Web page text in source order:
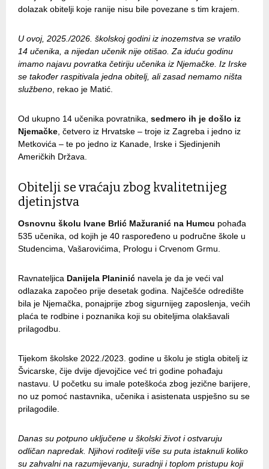
dolazak obitelji koje ranije nisu bile povezane s tim krajem.
U ovoj, 2025./2026. školskoj godini iz inozemstva se vratilo
14 učenika, a nijedan učenik nije otišao. Za iduću godinu
imamo najavu povratka četiriju učenika iz Njemačke. Iz Irske
se također raspitivala jedna obitelj, ali zasad nemamo ništa
službeno , rekao je Matić.
Od ukupno 14 učenika povratnika, sedmero ih je došlo iz
Njemačke , četvero iz Hrvatske – troje iz Zagreba i jedno iz
Metkovića – te po jedno iz Kanade, Irske i Sjedinjenih
Američkih Država.
Obitelji se vraćaju zbog kvalitetnijeg
djetinjstva
Osnovnu školu Ivane Brlić Mažuranić na Humcu pohađa
535 učenika, od kojih je 40 raspoređeno u područne škole u
Studencima, Vašarovićima, Prologu i Crvenom Grmu.
Ravnateljica Danijela Planinić navela je da je veći val
odlazaka započeo prije desetak godina. Najčešće odredište
bila je Njemačka, ponajprije zbog sigurnijeg zaposlenja, većih
plaća te rodbine i poznanika koji su obiteljima olakšavali
prilagodbu.
Tijekom školske 2022./2023. godine u školu je stigla obitelj iz
Švicarske, čije dvije djevojčice već tri godine pohađaju
nastavu. U početku su imale poteškoća zbog jezične barijere,
no uz pomoć nastavnika, učenika i asistenata uspješno su se
prilagodile.
Danas su potpuno uključene u školski život i ostvaruju
odličan napredak. Njihovi roditelji više su puta istaknuli koliko
su zahvalni na razumijevanju, suradnji i toplom pristupu koji